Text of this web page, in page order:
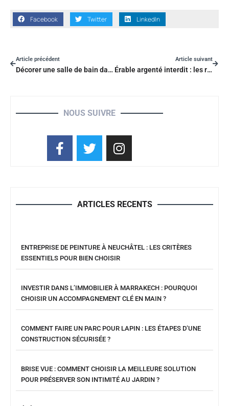
Facebook Twitter LinkedIn
Article précédent
Décorer une salle de bain dans le style maison de famille
Article suivant
Érable argenté interdit : les risques sont-ils réels pour votre maison ?
NOUS SUIVRE
ARTICLES RECENTS
ENTREPRISE DE PEINTURE À NEUCHÂTEL : LES CRITÈRES
ESSENTIELS POUR BIEN CHOISIR
INVESTIR DANS L’IMMOBILIER À MARRAKECH : POURQUOI
CHOISIR UN ACCOMPAGNEMENT CLÉ EN MAIN ?
COMMENT FAIRE UN PARC POUR LAPIN : LES ÉTAPES D’UNE
CONSTRUCTION SÉCURISÉE ?
BRISE VUE : COMMENT CHOISIR LA MEILLEURE SOLUTION
POUR PRÉSERVER SON INTIMITÉ AU JARDIN ?